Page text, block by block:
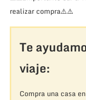
realizar compra⚠️⚠️
Te
viaje:
Compra una casa